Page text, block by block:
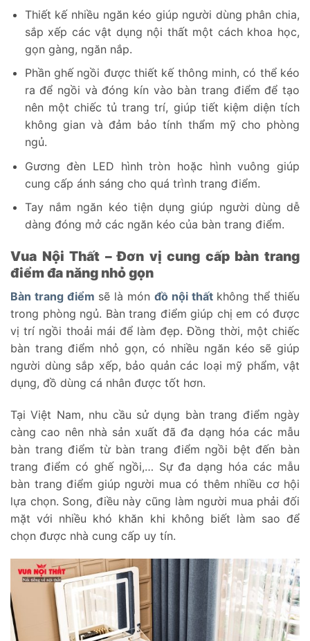
Thiết kế nhiều ngăn kéo giúp người dùng phân chia,
sắp xếp các vật dụng nội thất một cách khoa học,
gọn gàng, ngăn nắp.
Phần ghế ngồi được thiết kế thông minh, có thể kéo
ra để ngồi và đóng kín vào bàn trang điểm để tạo
nên một chiếc tủ trang trí, giúp tiết kiệm diện tích
không gian và đảm bảo tính thẩm mỹ cho phòng
ngủ.
Gương đèn LED hình tròn hoặc hình vuông giúp
cung cấp ánh sáng cho quá trình trang điểm.
Tay nắm ngăn kéo tiện dụng giúp người dùng dễ
dàng đóng mở các ngăn kéo của bàn trang điểm.
Vua Nội Thất – Đơn vị cung cấp bàn trang
điểm đa năng nhỏ gọn
Bàn trang điểm sẽ là món đồ nội thấtkhông thể thiếu
trong phòng ngủ. Bàn trang điểm giúp chị em có được
vị trí ngồi thoải mái để làm đẹp. Đồng thời, một chiếc
bàn trang điểm nhỏ gọn, có nhiều ngăn kéo sẽ giúp
người dùng sắp xếp, bảo quản các loại mỹ phẩm, vật
dụng, đồ dùng cá nhân được tốt hơn.
Tại Việt Nam, nhu cầu sử dụng bàn trang điểm ngày
càng cao nên nhà sản xuất đã đa dạng hóa các mẫu
bàn trang điểm từ bàn trang điểm ngồi bệt đến bàn
trang điểm có ghế ngồi,… Sự đa dạng hóa các mẫu
bàn trang điểm giúp người mua có thêm nhiều cơ hội
lựa chọn. Song, điều này cũng làm người mua phải đối
mặt với nhiều khó khăn khi không biết làm sao để
chọn được nhà cung cấp uy tín.